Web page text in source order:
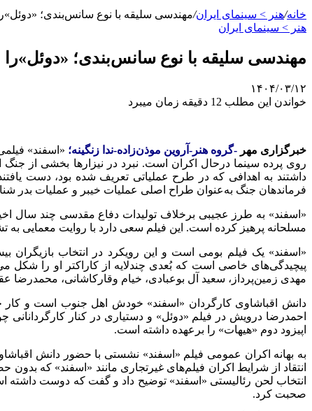
خانه/هنر > سینمای ایران/مهندسی سلیقه با نوع سانس‌بندی؛
هنر > سینمای ایران
مهندسی سلیقه با نوع سانس‌بندی؛
۱۴۰۴/۰۳/۱۲
خواندن این مطلب 12 دقیقه زمان میبرد
خبرگزاری مهر -گروه هنر-آروین موذن‌زاده-ندا زنگینه؛ «اسفند»
داشتند به اهدافی که در طرح عملیاتی تعریف شده بود، دست
فرماندهان جنگ به‌عنوان طراح اصلی عملیات خیبر و عملیات بدر
مسلحانه پرهیز کرده است. این فیلم سعی دارد با روایت معمایی
«اسفند» یک فیلم بومی است و این رویکرد در انتخاب
پیچیدگی‌های خاصی است که بُعدی چندلایه از کاراکتر او را شکل
مهدی زمین‌پرداز، سعید آل بوعبادی، خیام وقارکاشانی، محمدرضا
دانش اقباشاوی کارگردان «اسفند» خودش اهل جنوب است و کار
احمدرضا درویش در فیلم «دوئل» و دستیاری در کنار
اپیزود دوم «هیهات» را برعهده داشته است.
به بهانه اکران عمومی فیلم «اسفند» نشستی با حضور دانش
انتقاد از شرایط اکران فیلم‌های غیرتجاری مانند «اسفند» که
انتخاب لحن رئالیستی «اسفند» توضیح داد و گفت که دوست
صحبت کرد.